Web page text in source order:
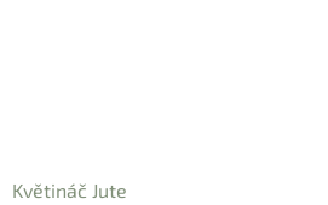
Květináč Jute